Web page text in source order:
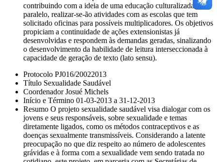
contribuindo com a ideia de uma educação culturalizada. Em
paralelo, realizar-se-ão atividades com as escolas que tem
solicitado oficinas para possíveis multiplicadores. Os objetivos
propiciam a continuidade de ações extensionistas já
desenvolvidas e respondem às demandas geradas, sinalizando
o desenvolvimento da habilidade de leitura interseccionada à
capacidade de geração de texto (lato sensu).
Protocolo PJ016/20022013
Título Sexualidade Saudável
Coordenador Josué Michels
Início e Término 01-03-2013 a 31-12-2013
Resumo O projeto sexualidade saudável visa dialogar com os
jovens e seus responsáveis, sobre sexualidade e temas
diretamente ligados, como os métodos contraceptivos e as
doenças sexualmente transmissíveis. Considerando a latente
preocupação no que diz respeito ao número de adolescentes
grávidas e à forma com a sexualidade vem sendo tratada no